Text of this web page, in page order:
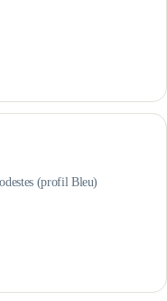
(profil Bleu)